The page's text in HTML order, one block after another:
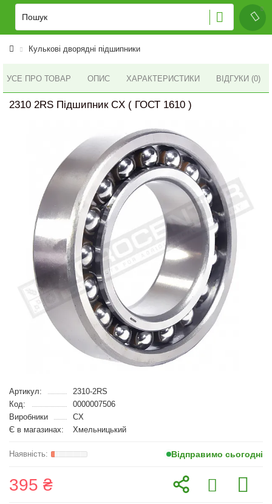
Кулькові дворядні підшипники
УСЕ ПРО ТОВАР ОПИС ХАРАКТЕРИСТИКИ ВІДГУКИ (0)
2310 2RS Підшипник CX ( ГОСТ 1610 )
Артикул:
2310-2RS
Код:
0000007506
Виробники
CX
Є в магазинах:
Хмельницький
Відправимо сьогодні
395 ₴